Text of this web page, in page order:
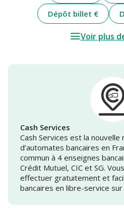
Dépôt billet €
Voir plus
Cash Services
Cash Services est la nouvelle
d’automates bancaires en
commun à 4 enseignes
Crédit Mutuel, CIC et SG.
effectuer gratuitement et
bancaires en libre-service